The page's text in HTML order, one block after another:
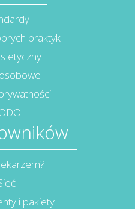
praktyk
etyczny
i pakiety